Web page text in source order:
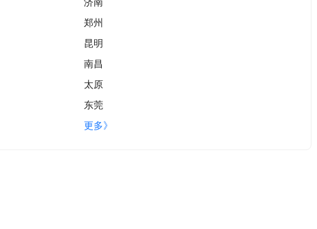
郑州
昆明
南昌
太原
东莞
更多》